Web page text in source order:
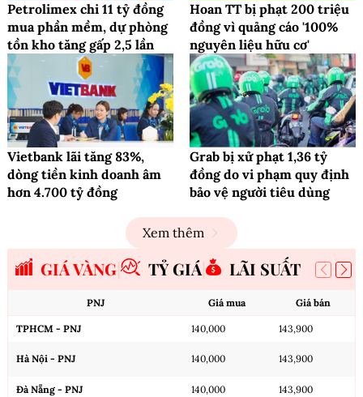
Petrolimex chi 11 tỷ đồng
mua phần mềm, dự phòng
tồn kho tăng gấp 2,5 lần
Hoan TT bị phạt 200 triệu
đồng vì quảng cáo '100%
nguyên liệu hữu cơ'
Vietbank lãi tăng 83%,
dòng tiền kinh doanh âm
hơn 4.700 tỷ đồng
Grab bị xử phạt 1,36 tỷ
đồng do vi phạm quy định
bảo vệ người tiêu dùng
Xem thêm
GIÁ VÀNG TỶ GIÁ LÃI SUẤT
PNJ Giá mua Giá bán
TPHCM - PNJ 140,000 143,900
Hà Nội - PNJ 140,000 143,900
Đà Nẵng - PNJ 140,000 143,900